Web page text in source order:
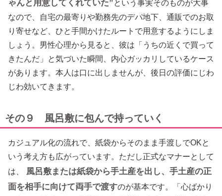
ゃんと用意してくれていた”という事実そのものが大事
なので、自宅の最寄りや勤務先のデパ地下、通販でのお取
り寄せなど、ひと手間かけたルートで用意するようにしま
しょう。男性心理から見ると、彼は「うちの近くで買って
きたんだ」と気づいた瞬間、内心ガッカリしているケース
があります。本人は口に出しませんが、後日の評価にじわ
じわ効いてきます。
その９ 風呂敷に包んで持っていく
カジュアル化の流れで、紙袋からそのまま手渡しでOKと
いう考え方も広がっています。ただし正式なマナーとして
は、
風呂敷または紙袋から手土産を出し、手土産の正
面を相手に向けて両手で渡すのが基本です。「心ばかり